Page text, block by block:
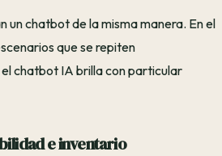
un chatbot de la misma manera. En el
que se repiten
chatbot IA brilla con particular
e inventario